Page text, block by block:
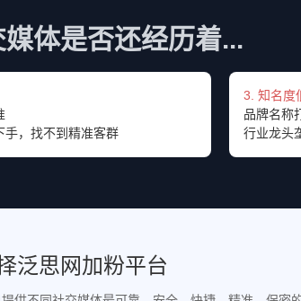
体是否还经历着...
手，找不到精准客群
3. 知名度
品牌名称
行业龙头
泛思网加粉平台